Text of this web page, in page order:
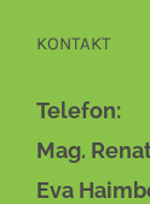
KONTAKT
Telefon:
Mag.
Eva